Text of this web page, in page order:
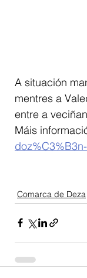
A situación
mentres a
entre a
Máis
Comarca de Deza